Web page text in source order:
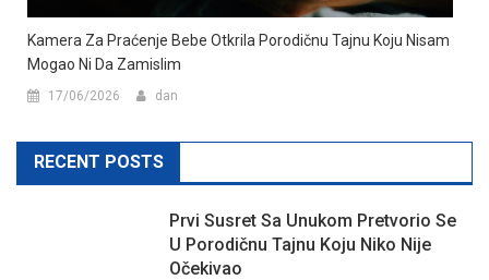
Kamera Za Praćenje Bebe Otkrila Porodičnu Tajnu Koju Nisam
Mogao Ni Da Zamislim
17/06/2026 dan
RECENT POSTS
Prvi Susret Sa Unukom Pretvorio Se
U Porodičnu Tajnu Koju Niko Nije
Očekivao